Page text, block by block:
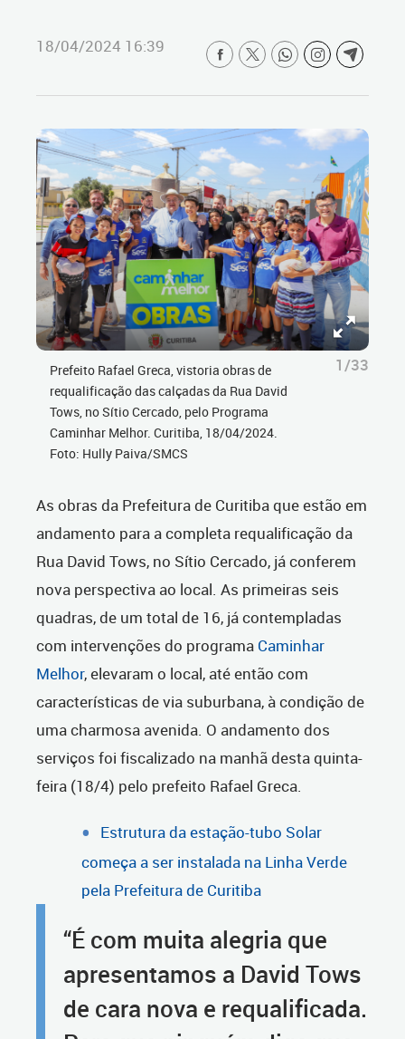
18/04/2024 16:39
Prefeito Rafael Greca, vistoria obras de
requalificação das calçadas da Rua David
Tows, no Sítio Cercado, pelo Programa
Caminhar Melhor. Curitiba, 18/04/2024.
Foto: Hully Paiva/SMCS
1/33
As obras da Prefeitura de Curitiba que estão em
andamento para a completa requalificação da
Rua David Tows, no Sítio Cercado, já conferem
nova perspectiva ao local. As primeiras seis
quadras, de um total de 16, já contempladas
com intervenções do programa Caminhar
Melhor, elevaram o local, até então com
características de via suburbana, à condição de
uma charmosa avenida. O andamento dos
serviços foi fiscalizado na manhã desta quinta-
feira (18/4) pelo prefeito Rafael Greca.
Estrutura da estação-tubo Solar
começa a ser instalada na Linha Verde
pela Prefeitura de Curitiba
“É com muita alegria que
apresentamos a David Tows
de cara nova e requalificada.